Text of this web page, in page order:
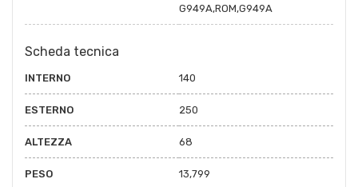
G949A,ROM,G949A
Scheda tecnica
INTERNO 140
ESTERNO 250
ALTEZZA 68
PESO 13,799